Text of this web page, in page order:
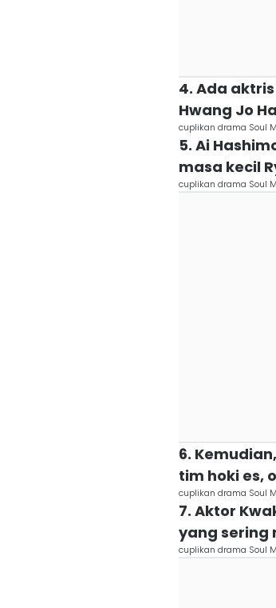
4. Ada
Hwang Jo
cuplikan drama Soul
5. Ai
masa kecil
cuplikan drama Soul
6.
tim hoki es,
cuplikan drama Soul
7. Aktor
yang sering
cuplikan drama Soul